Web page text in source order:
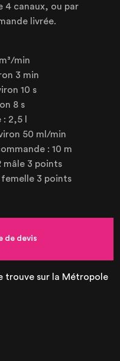
4 canaux, ou par
livrée.
min
3 min
10 s
8 s
2,5 l
50 ml/min
: 10 m
mâle 3 points
femelle 3 points
de devis
trouve sur la Métropole